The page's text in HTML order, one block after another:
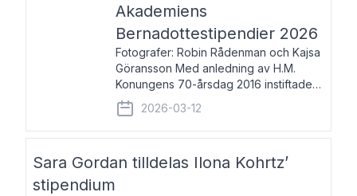
Akademiens
Bernadottestipendier 2026
Fotografer: Robin Rådenman och Kajsa
Göransson Med anledning av H.M.
Konungens 70-årsdag 2016 instiftade
fem av de kungliga akademierna det så
kallade Bernadotteprogrammet med
syfte att genom stipendier erbjuda stöd
2026-03-12
Sara Gordan tilldelas Ilona Kohrtz’
stipendium